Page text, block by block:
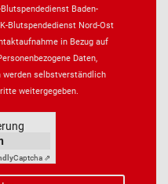
Baden-
Blutspendedienst Nord-Ost
in Bezug auf
Daten,
werden selbstverständlich
weitergegeben.
Captcha ⇗